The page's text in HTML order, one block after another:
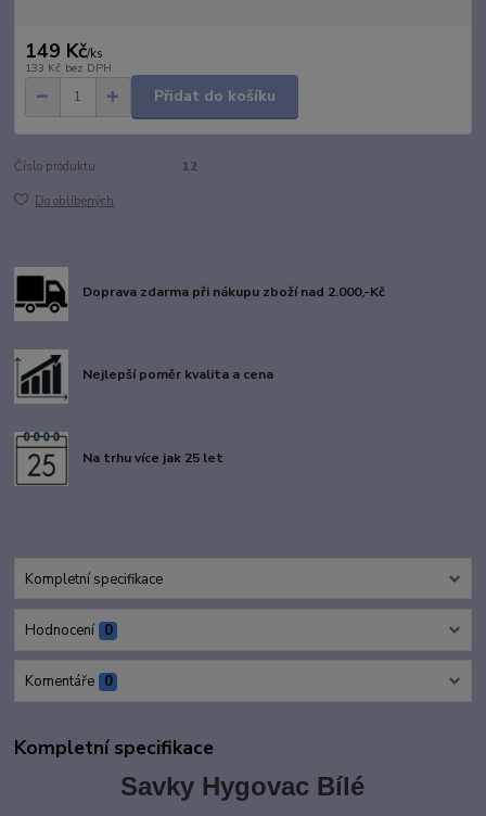
149 Kč/ks
133 Kč bez DPH
Přidat do košíku
Číslo produktu: 12
Do oblíbených
Doprava zdarma při nákupu zboží nad 2.000,-Kč
Nejlepší poměr kvalita a cena
Na trhu více jak 25 let
Kompletní specifikace
Hodnocení 0
Komentáře 0
Kompletní specifikace
Savky Hygovac Bílé